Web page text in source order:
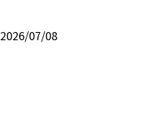
2026/07/08